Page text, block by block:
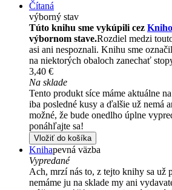
Čítaná
výborný stav
Túto knihu sme vykúpili cez
výbornom stave.Rozdiel medzi
asi ani nespoznali. Knihu sme
na niektorých obaloch zanechať
3,40 €
Na sklade
Tento produkt síce máme aktuálne
iba posledné kusy a ďalšie už nemá
možné, že bude onedlho úplne
ponáhľajte sa!
Vložiť do košíka
Knihapevná väzba
Vypredané
Ach, mrzí nás to, z tejto knihy sa už
nemáme ju na sklade my ani